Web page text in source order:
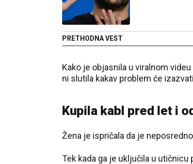
PRETHODNA VEST
Kako je objasnila u viralnom videu
ni slutila kakav problem će
Kupila kabl pred let i
Žena je ispričala da je
Tek kada ga je uključila u